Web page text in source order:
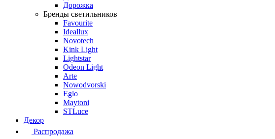
Дорожка
Бренды светильников
Favourite
Ideallux
Novotech
Kink Light
Lightstar
Odeon Light
Arte
Nowodvorski
Eglo
Maytoni
STLuce
Декор
Распродажа